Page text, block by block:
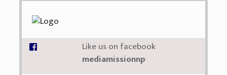
Like us on facebook
mediamissionnp